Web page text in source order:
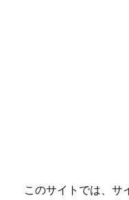
このサイトでは、サ